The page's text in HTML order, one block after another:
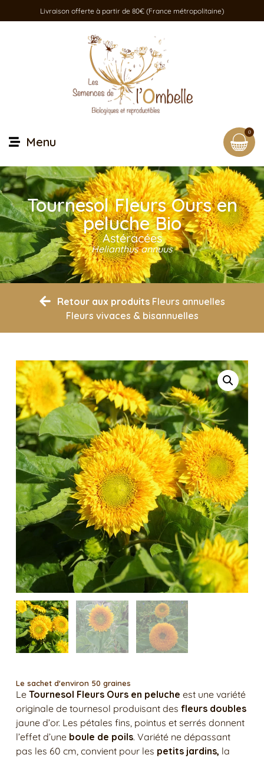
Livraison offerte à partir de 80€ (France métropolitaine)
Menu
0
Tournesol Fleurs Ours en
peluche Bio
Astéracées
Helianthus annuus
Retour aux produits Fleurs annuelles
Fleurs vivaces & bisannuelles
Le sachet d'environ 50 graines
LeTournesol Fleurs Ours en peluche est une variété
originale de tournesol produisant des fleurs doubles
jaune d’or. Les pétales fins, pointus et serrés donnent
l’effet d’une boule de poils. Variété ne dépassant
pas les 60 cm, convient pour les petits jardins, la